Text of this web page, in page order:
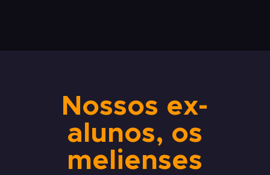
Nossos ex-
alunos, os
melienses